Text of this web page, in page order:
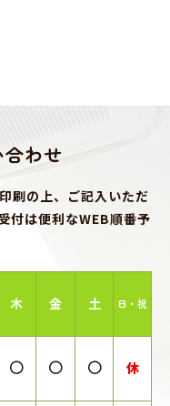
わせ
刷の上、ご記入いただ
付は便利なWEB順番予
木 金 土 日・祝
休